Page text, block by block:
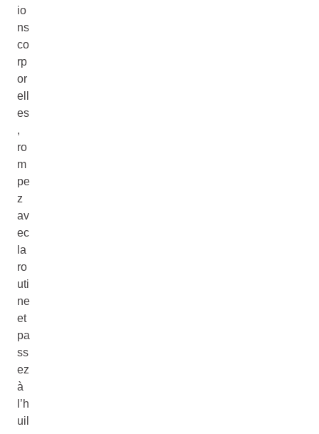
io
ns
co
rp
or
ell
es
,
ro
m
pe
z
av
ec
la
ro
uti
ne
et
pa
ss
ez
à
l’h
uil